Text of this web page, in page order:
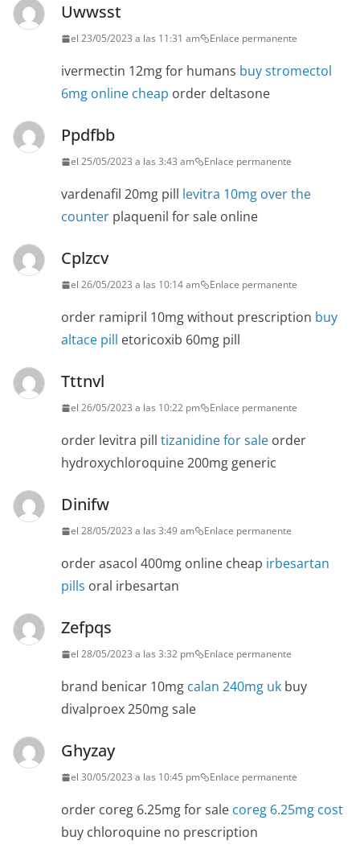
Uwwsst
el 23/05/2023 a las 11:31 am Enlace permanente
ivermectin 12mg for humans buy stromectol
6mg online cheap order deltasone
Ppdfbb
el 25/05/2023 a las 3:43 am Enlace permanente
vardenafil 20mg pill levitra 10mg over the
counter plaquenil for sale online
Cplzcv
el 26/05/2023 a las 10:14 am Enlace permanente
order ramipril 10mg without prescription buy
altace pill etoricoxib 60mg pill
Tttnvl
el 26/05/2023 a las 10:22 pm Enlace permanente
order levitra pill tizanidine for sale order
hydroxychloroquine 200mg generic
Dinifw
el 28/05/2023 a las 3:49 am Enlace permanente
order asacol 400mg online cheap irbesartan
pills oral irbesartan
Zefpqs
el 28/05/2023 a las 3:32 pm Enlace permanente
brand benicar 10mg calan 240mg uk buy
divalproex 250mg sale
Ghyzay
el 30/05/2023 a las 10:45 pm Enlace permanente
order coreg 6.25mg for sale coreg 6.25mg cost
buy chloroquine no prescription